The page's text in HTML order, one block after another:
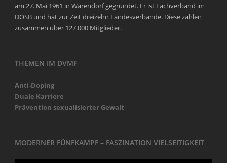
am 27. Mai 1961 in Warendorf gegründet. Er ist Fachverband im
DOSB und hat zur Zeit dreizehn Landesverbände. Diese zählen
zusammen über 127.000 Mitglieder.
THEMEN IM DVMF
Anti-Doping
Duale Karriere
Prävention sexualisierter Gewalt
MODERNER FÜNFKAMPF – FASZINATION VIELSEITIGKEIT